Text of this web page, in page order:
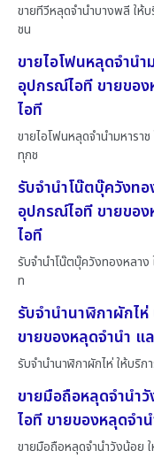
ขายทีวีหลุดจำนำบางพลี ให้
ชน
ขายไอโฟนหลุดจำนำ
อุปกรณ์ไอที ขายขอ
ไอที
ขายไอโฟนหลุดจำนำมหารา
ทุกช
รับจำนำโน๊ตบุ๊ควังท
อุปกรณ์ไอที ขายขอ
ไอที
รับจำนำโน๊ตบุ๊ควังทองหลาง
ท
รับจำนำนาฬิกาผักไ
ขายของหลุดจำนำ แ
รับจำนำนาฬิกาผักไห่ ให้บริ
ขายมือถือหลุดจำนำ
ไอที ขายของหลุดจำ
ขายมือถือหลุดจำนำวังน้อย